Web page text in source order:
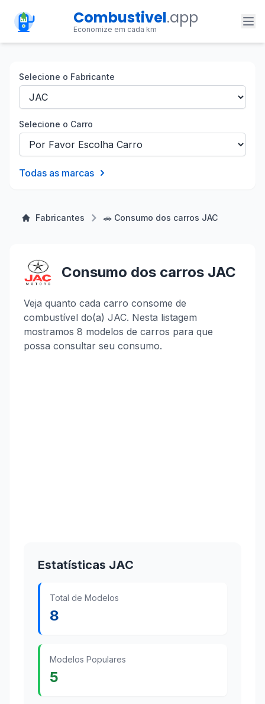
Combustivel.app
Economize em cada km
Selecione o Fabricante
Selecione o Carro
Todas as marcas
Fabricantes 🚗 Consumo dos carros JAC
Consumo dos carros JAC
Veja quanto cada carro consome de
combustível do(a) JAC. Nesta listagem
mostramos 8 modelos de carros para que
possa consultar seu consumo.
Estatísticas JAC
Total de Modelos
8
Modelos Populares
5